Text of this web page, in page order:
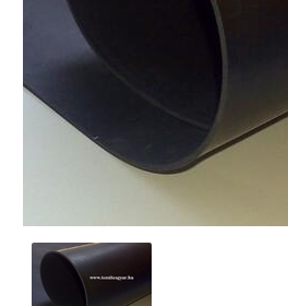
TÖMÍTŐ ZSINÓR - RAGASZTÓ